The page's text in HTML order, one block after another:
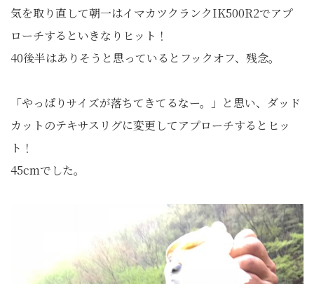
気を取り直して朝一はイマカツクランクIK500R2でアプ
ローチするといきなりヒット！
40後半はありそうと思っているとフックオフ、残念。
「やっぱりサイズが落ちてきてるなー。」と思い、ダッド
カットのテキサスリグに変更してアプローチするとヒッ
ト！
45cmでした。